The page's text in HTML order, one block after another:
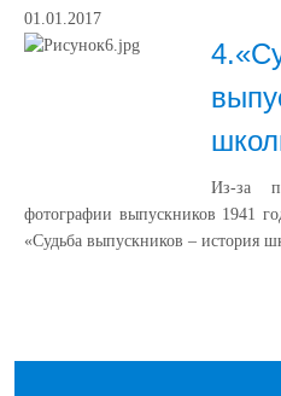
01.01.2017
Из-за
фотографии выпускников 1941
«Судьба выпускников – история